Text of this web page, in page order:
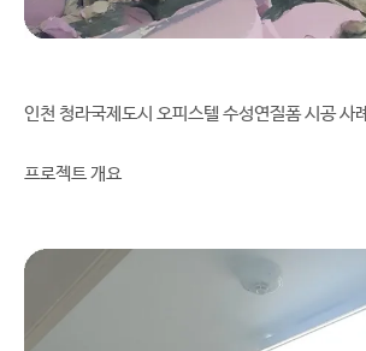
인천 청라국제도시 오피스텔 수성연질폼 시공 사례
프로젝트 개요